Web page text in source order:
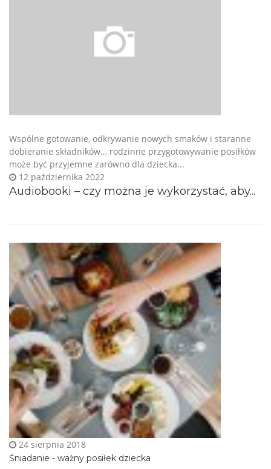
Audiobooki – czy można je wykorzystać, aby...
12 października 2022
Wspólne gotowanie, odkrywanie nowych smaków i staranne
dobieranie składników… rodzinne przygotowywanie posiłków
może być przyjemne zarówno dla dziecka...
Śniadanie - ważny posiłek dziecka
24 sierpnia 2018